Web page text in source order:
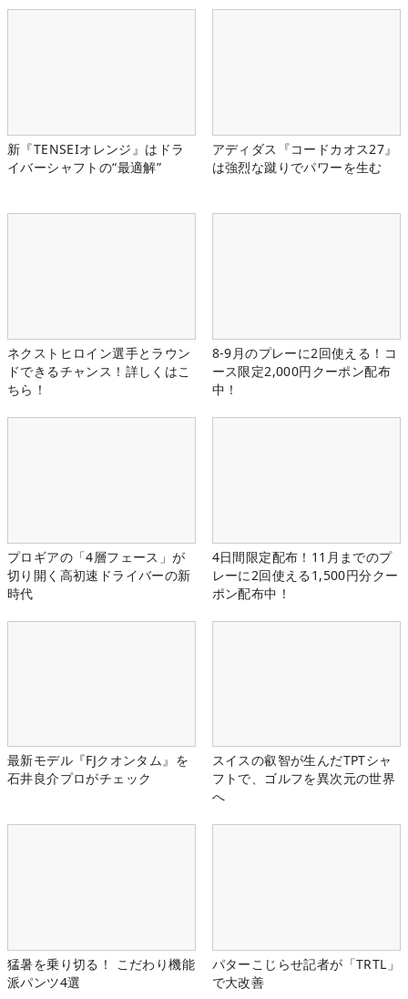
新『TENSEIオレンジ』はドラ
イバーシャフトの“最適解”
アディダス『コードカオス27』
は強烈な蹴りでパワーを生む
ネクストヒロイン選手とラウン
ドできるチャンス！詳しくはこ
ちら！
8-9月のプレーに2回使える！コ
ース限定2,000円クーポン配布
中！
プロギアの「4層フェース」が
切り開く高初速ドライバーの新
時代
4日間限定配布！11月までのプ
レーに2回使える1,500円分クー
ポン配布中！
最新モデル『FJクオンタム』を
石井良介プロがチェック
スイスの叡智が生んだTPTシャ
フトで、ゴルフを異次元の世界
へ
猛暑を乗り切る！ こだわり機能
派パンツ4選
パターこじらせ記者が「TRTL」
で大改善